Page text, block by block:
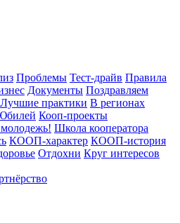
Проблемы Тест-драйв Правила
Документы Поздравляем
Лучшие практики В регионах
Кооп-проекты
Школа кооператора
КООП-характер КООП-история
Отдохни Круг интересов